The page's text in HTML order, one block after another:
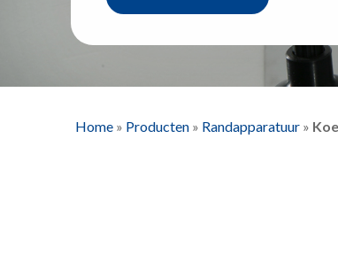
Home» Producten» Randapparatuur»